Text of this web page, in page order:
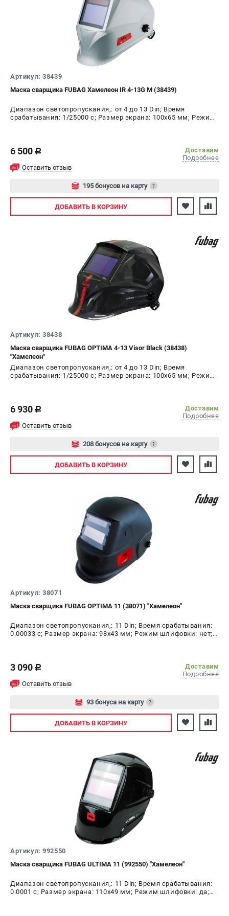
Артикул: 38439
Маска сварщика FUBAG Хамелеон IR 4-13G M (38439)
Диапазон светопропускания,: от 4 до 13 Din; Время
срабатывания: 1/25000 с; Размер экрана: 100x65 мм; Режим
6 500 c
Доставим
Подробнее
Оставить отзыв
195 бонусов на карту ?
Авторизуйтесь
ДОБАВИТЬ В КОРЗИНУ
Артикул: 38438
Маска сварщика FUBAG OPTIMA 4-13 Visor Black (38438)
"Хамелеон"
Диапазон светопропускания,: от 4 до 13 Din; Время
срабатывания: 1/25000 с; Размер экрана: 100х65 мм; Режим
6 930 c
Доставим
Подробнее
Оставить отзыв
208 бонусов на карту ?
Авторизуйтесь
ДОБАВИТЬ В КОРЗИНУ
Артикул: 38071
Маска сварщика FUBAG OPTIMA 11 (38071) "Хамелеон"
Диапазон светопропускания,: 11 Din; Время срабатывания:
0.00033 с; Размер экрана: 98х43 мм; Режим шлифовки: нет;
3 090 c
Доставим
Подробнее
Оставить отзыв
93 бонуса на карту ?
Авторизуйтесь
ДОБАВИТЬ В КОРЗИНУ
Артикул: 992550
Маска сварщика FUBAG ULTIMA 11 (992550) "Хамелеон"
Диапазон светопропускания,: 11 Din; Время срабатывания:
0.0001 с; Размер экрана: 110х49 мм; Режим шлифовки: да;